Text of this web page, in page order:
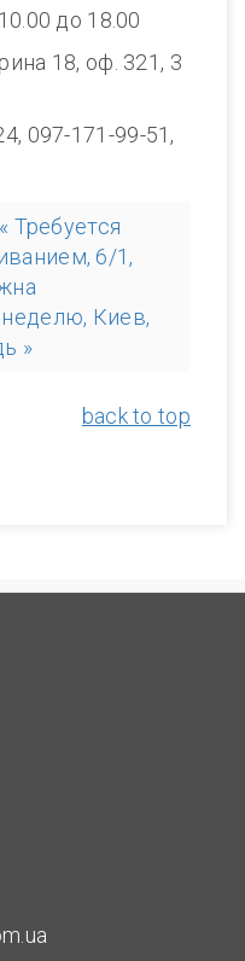
до 18.00
18, оф. 321, 3
097-171-99-51,
« Требуется
6/1,
Киев,
»
back to top